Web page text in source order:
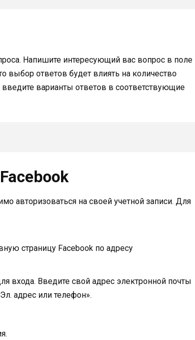
Напишите интересующий вас вопрос в поле
выбор ответов будет влиять на количество
варианты ответов в соответствующие
авторизоваться на своей учетной записи. Для
страницу Facebook по адресу
входа. Введите свой адрес электронной почты
адрес или телефон».